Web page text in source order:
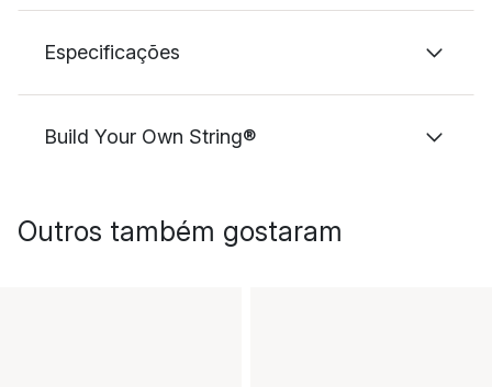
Especificações
Build Your Own String®
Outros também gostaram